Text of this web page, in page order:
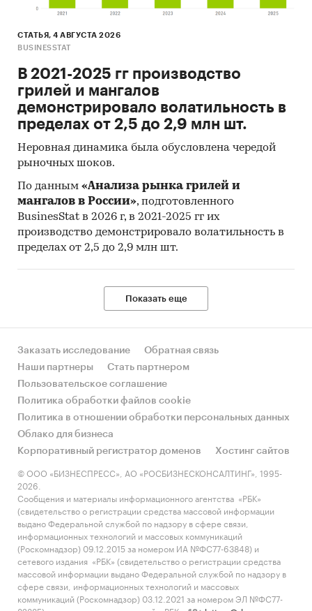
2. строительство предприятия
3. при привлекательной
макроэкономической
возможен экспорт пшеницы.
1.1. Маркетинговый обзор отрасли
Зерновое хозяйство в Российской Федерации
занимает ключевое положение в экономике
АПК.
По предварительным данным Росстата,
ключевыми показателями, характеризующими
состояние зернового комплекса Российской
Федерации по итогам 2022 года, являются:
посевные площади под зерновыми и
зернобобовыми культурами в хозяйствах
всех категорий в России в 2022 году
оцениваются в***миллионов гектаров (при
*** млн. гектаров в 2021 году), что на 1,9%
меньше, чем в 2020 году.
валовой сбор зерновых и зернобобовых
культур составил
млн тонн), в том числе урожай пшеницы –
***млн тонн (в 2021 г.– *** млн т). Валовой
сбор гречихи в 2022 году составил –
тонн (в 2021 году *** млн. тонн).
По данным Росстата, объем внутреннего
потребления зерна по России в 2021 году
составил ***млн. тонн.
СТАТЬЯ, 4 АВГУСТА 2026
BUSINESSTAT
В 2021-2025 гг производство
грилей и мангалов
демонстрировало волатильность в
пределах от 2,5 до 2,9 млн шт.
Неровная динамика была обусловлена чередой
рыночных шоков.
По данным «Анализа рынка грилей и
мангалов в России», подготовленного
BusinesStat в 2026 г, в 2021-2025 гг их
производство демонстрировало волатильность в
пределах от 2,5 до 2,9 млн шт.
Показать еще
Заказать исследование
Обратная связь
Наши партнеры
Стать партнером
Пользовательское соглашение
Политика обработки файлов cookie
Политика в отношении обработки персональных данных
Облако для бизнеса
Корпоративный регистратор доменов
Хостинг сайтов
© ООО «БИЗНЕСПРЕСС», АО «РОСБИЗНЕСКОНСАЛТИНГ», 1995-
2026.
Сообщения и материалы информационного агентства «РБК»
(свидетельство о регистрации средства массовой информации
выдано Федеральной службой по надзору в сфере связи,
информационных технологий и массовых коммуникаций
(Роскомнадзор) 09.12.2015 за номером ИА №ФС77-63848) и
сетевого издания «РБК» (свидетельство о регистрации средства
массовой информации выдано Федеральной службой по надзору в
сфере связи, информационных технологий и массовых
коммуникаций (Роскомнадзор) 03.12.2021 за номером ЭЛ №ФС77-